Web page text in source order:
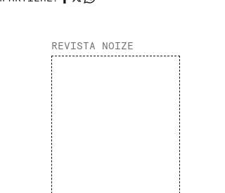
REVISTA NOIZE